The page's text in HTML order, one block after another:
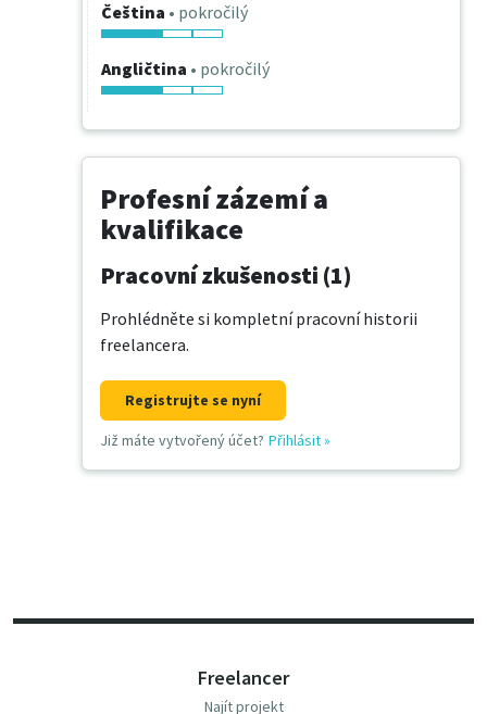
Čeština • pokročilý
Angličtina • pokročilý
Profesní zázemí a
kvalifikace
Pracovní zkušenosti (1)
Prohlédněte si kompletní pracovní historii
freelancera.
Registrujte se nyní
Již máte vytvořený účet? Přihlásit»
Freelancer
Najít projekt